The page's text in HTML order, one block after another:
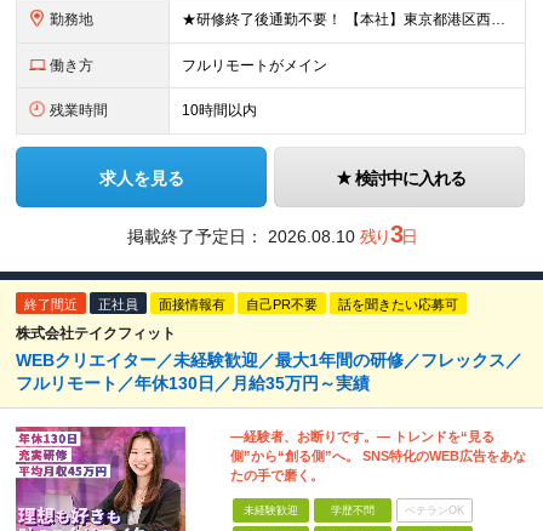
勤務地 ★研修終了後通勤不要！ 【本社】東京都港区西麻布1-2-14デュオ・スカーラ西麻布タワーウエスト 602号室 【品川支社】東京都品川区西五反田5-23-3BLOCKS目黒不動前3階 【大阪支社】大阪
働き方 フルリモートがメイン
残業時間 10時間以内
求人を見る 検討中に入れる
掲載終了予定日： 2026.08.10 残り3日
終了間近 正社員 面接情報有 自己PR不要 話を聞きたい応募可
株式会社テイクフィット
WEBクリエイター／未経験歓迎／最大1年間の研修／フレックス／
フルリモート／年休130日／月給35万円～実績
―経験者、お断りです。― トレンドを“見る
側”から“創る側”へ。 SNS特化のWEB広告をあな
たの手で磨く。
未経験歓迎 学歴不問 ベテランOK